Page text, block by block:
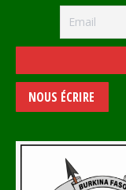
NOUS ÉCRIRE